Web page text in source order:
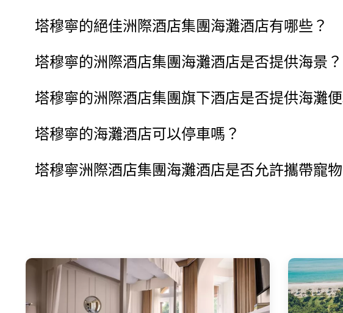
塔穆寧的絕佳洲際酒店集團海灘酒店有哪些？
塔穆寧的洲際酒店集團海灘酒店是否提供海景？
塔穆寧的洲際酒店集團旗下酒店是否提供海灘
塔穆寧的海灘酒店可以停車嗎？
塔穆寧洲際酒店集團海灘酒店是否允許攜帶寵